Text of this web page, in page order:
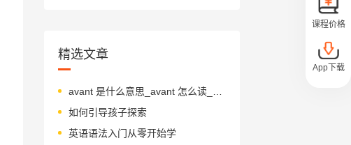
精选文章
如何引导孩子探索
英语语法入门从零开始学
课程价格
App下载